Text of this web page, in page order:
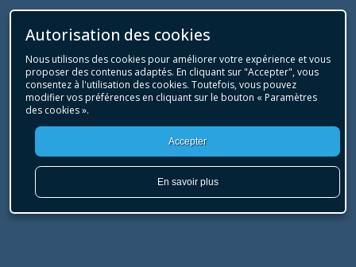
Autorisation des cookies
Nous utilisons des cookies pour améliorer votre expérience et vous
proposer des contenus adaptés. En cliquant sur "Accepter", vous
consentez à l'utilisation des cookies. Toutefois, vous pouvez
modifier vos préférences en cliquant sur le bouton « Paramètres
des cookies ».
Accepter
En savoir plus